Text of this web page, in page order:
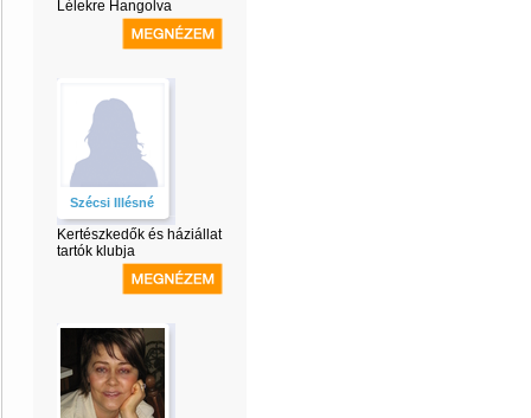
Lélekre Hangolva
Szécsi Illésné
Kertészkedők és háziállat
tartók klubja